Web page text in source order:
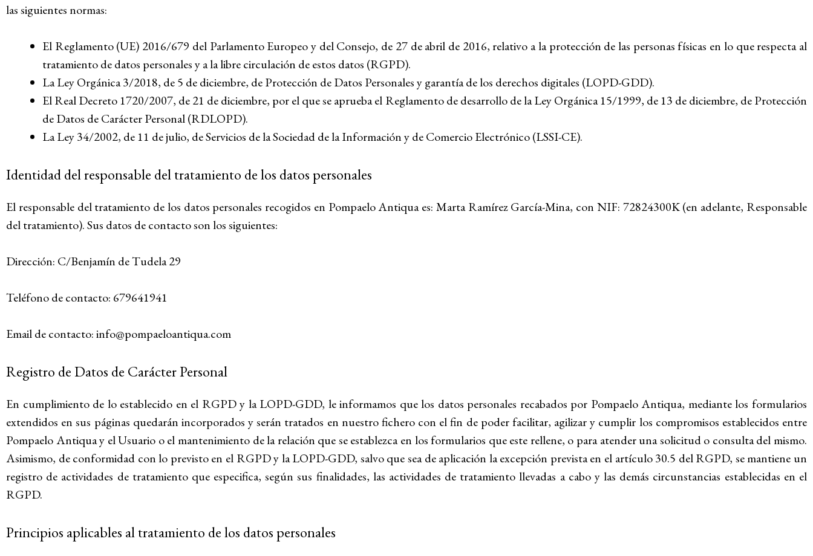
las siguientes normas:
El Reglamento (UE) 2016/679 del Parlamento Europeo y del Consejo, de 27 de abril de 2016, relativo a la protección de las personas físicas en lo que respecta al
tratamiento de datos personales y a la libre circulación de estos datos (RGPD).
La Ley Orgánica 3/2018, de 5 de diciembre, de Protección de Datos Personales y garantía de los derechos digitales (LOPD-GDD).
El Real Decreto 1720/2007, de 21 de diciembre, por el que se aprueba el Reglamento de desarrollo de la Ley Orgánica 15/1999, de 13 de diciembre, de Protección
de Datos de Carácter Personal (RDLOPD).
La Ley 34/2002, de 11 de julio, de Servicios de la Sociedad de la Información y de Comercio Electrónico (LSSI-CE).
Identidad del responsable del tratamiento de los datos personales
El responsable del tratamiento de los datos personales recogidos en Pompaelo Antiqua es: Marta Ramírez García-Mina, con NIF: 72824300K (en adelante, Responsable
del tratamiento). Sus datos de contacto son los siguientes:
Dirección: C/Benjamín de Tudela 29
Teléfono de contacto: 679641941
Email de contacto: info@pompaeloantiqua.com
Registro de Datos de Carácter Personal
En cumplimiento de lo establecido en el RGPD y la LOPD-GDD, le informamos que los datos personales recabados por Pompaelo Antiqua, mediante los formularios
extendidos en sus páginas quedarán incorporados y serán tratados en nuestro fichero con el fin de poder facilitar, agilizar y cumplir los compromisos establecidos entre
Pompaelo Antiqua y el Usuario o el mantenimiento de la relación que se establezca en los formularios que este rellene, o para atender una solicitud o consulta del mismo.
Asimismo, de conformidad con lo previsto en el RGPD y la LOPD-GDD, salvo que sea de aplicación la excepción prevista en el artículo 30.5 del RGPD, se mantiene un
registro de actividades de tratamiento que especifica, según sus finalidades, las actividades de tratamiento llevadas a cabo y las demás circunstancias establecidas en el
RGPD.
Principios aplicables al tratamiento de los datos personales